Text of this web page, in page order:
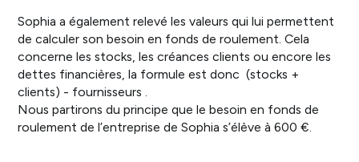
Sophia a également relevé les valeurs qui lui permettent
de calculer son besoin en fonds de roulement. Cela
concerne les stocks, les créances clients ou encore les
dettes financières, la formule est donc (stocks +
clients) - fournisseurs .
Nous partirons du principe que le besoin en fonds de
roulement de l’entreprise de Sophia s’élève à 600 €.